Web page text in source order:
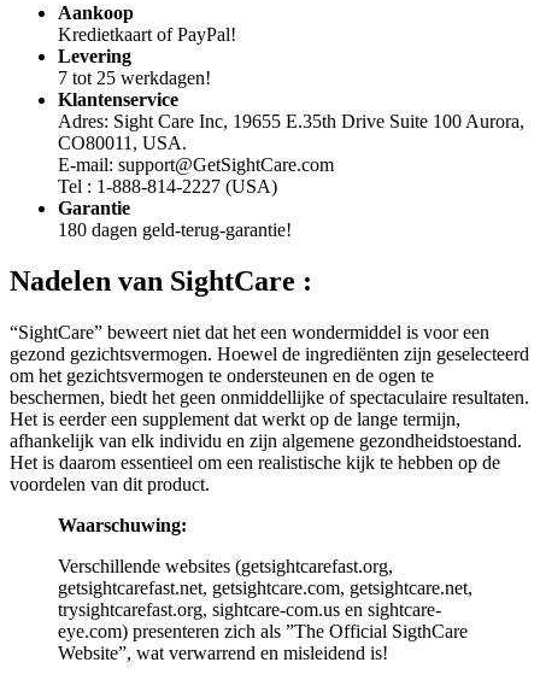
Aankoop
Kredietkaart of PayPal!
Levering
7 tot 25 werkdagen!
Klantenservice
Adres: Sight Care Inc, 19655 E.35th Drive Suite 100 Aurora,
CO80011, USA.
E-mail: support@GetSightCare.com
Tel : 1-888-814-2227 (USA)
Garantie
180 dagen geld-terug-garantie!
Nadelen van SightCare :
“SightCare” beweert niet dat het een wondermiddel is voor een
gezond gezichtsvermogen. Hoewel de ingrediënten zijn geselecteerd
om het gezichtsvermogen te ondersteunen en de ogen te
beschermen, biedt het geen onmiddellijke of spectaculaire resultaten.
Het is eerder een supplement dat werkt op de lange termijn,
afhankelijk van elk individu en zijn algemene gezondheidstoestand.
Het is daarom essentieel om een realistische kijk te hebben op de
voordelen van dit product.
Waarschuwing:
Verschillende websites (getsightcarefast.org,
getsightcarefast.net, getsightcare.com, getsightcare.net,
trysightcarefast.org, sightcare-com.us en sightcare-
eye.com) presenteren zich als ”The Official SigthCare
Website”, wat verwarrend en misleidend is!